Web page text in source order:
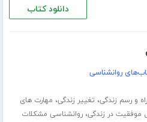
دانلود کتاب
روانشناسی
راه و رسم زندگی، تغییر زندگی، مهارت های
موفقیت در زندگی،روانشناسی مشکلات